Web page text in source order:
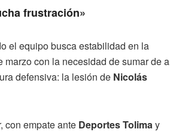
frustración»
el equipo busca estabilidad en la
marzo con la necesidad de sumar de a
defensiva: la lesión de Nicolás
con empate ante Deportes Tolimay